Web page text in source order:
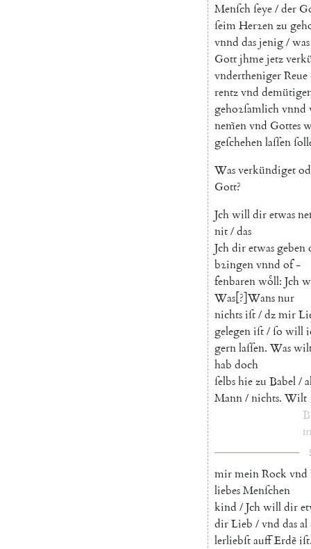
Menſchſeye/der
ſeimHerꝛenzu
vnnd dasjenig/was
Gottjhmejetz
vnderthenigerReue
rentzvnd
gehoꝛſamlichvnnd
nem̃envnd Gottes
geſchehenlaſſen
Wasverkündiget
Gott?
Jchwilldiretwas
nit/das
Jchdiretwasgeben
bꝛingenvnnd of-
fenbarenwoͤll: Jch
Was ? Wansnur
nichtsiſt/dzmir
gelegeniſt/ſo will
gernlaſſen. Was
hab doch
ſelbshiezu Babel/
Mann/nichts. Wilt
B
mirmeinRockvnd
liebesMenſchen
kind /Jchwilldir
dirLieb /vnd dasal
lerliebſtauffErdẽiſt